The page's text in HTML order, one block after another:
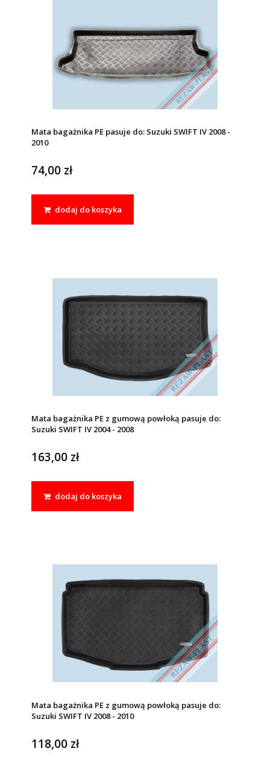
Mata bagażnika PE pasuje do: Suzuki SWIFT IV 2008 -
2010
74,00 zł
dodaj do koszyka
Mata bagażnika PE z gumową powłoką pasuje do:
Suzuki SWIFT IV 2004 - 2008
163,00 zł
dodaj do koszyka
Mata bagażnika PE z gumową powłoką pasuje do:
Suzuki SWIFT IV 2008 - 2010
118,00 zł